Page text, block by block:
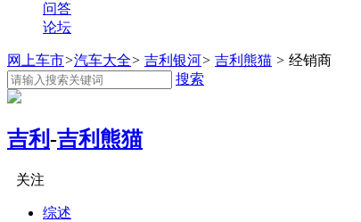
问答
论坛
网上车市>汽车大全> 吉利银河> 吉利熊猫 > 经销商
搜索
吉利-吉利熊猫
关注
综述